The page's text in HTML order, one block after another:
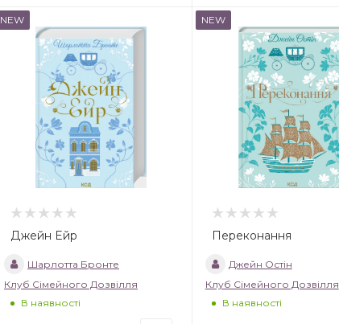
NEW
Джейн Ейр
Шарлотта Бронте
Клуб Сімейного Дозвілля
В наявності
NEW
Переконання
Джейн Остін
Клуб Сімейного Дозвілля
В наявності